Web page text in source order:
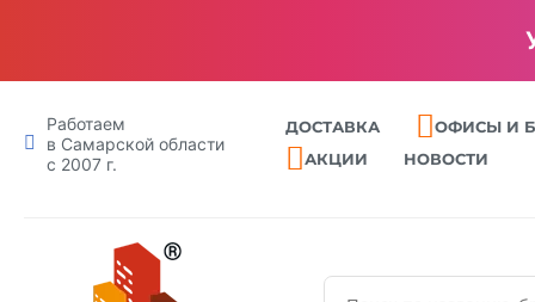
Работаем
в Самарской области
с 2007 г.
ДОСТАВКА ОФИСЫ И
АКЦИИ НОВОСТИ